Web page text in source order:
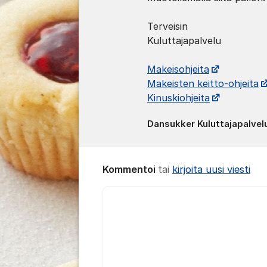
Terveisin
Kuluttajapalvelu
Makeisohjeita
Makeisten keitto-ohjeita
Kinuskiohjeita
Dansukker
Kommentoi tai kirjoita uusi viesti